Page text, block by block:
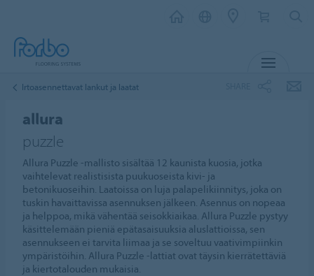
Irtoasennettavat lankut ja laatat
allura
puzzle
Allura Puzzle -mallisto sisältää 12 kaunista kuosia, jotka
vaihtelevat realistisista puukuoseista kivi- ja
betonikuoseihin. Laatoissa on luja palapelikiinnitys, joka on
tuskin havaittavissa asennuksen jälkeen. Asennus on nopeaa
ja helppoa, mikä vähentää seisokkiaikaa. Allura Puzzle pystyy
käsittelemään pieniä epätasaisuuksia aluslattioissa, sen
asennukseen ei tarvita liimaa ja se soveltuu vaativimpiinkin
ympäristöihin. Allura Puzzle -lattiat ovat täysin kierrätettäviä
ja kiertotalouden mukaisia.